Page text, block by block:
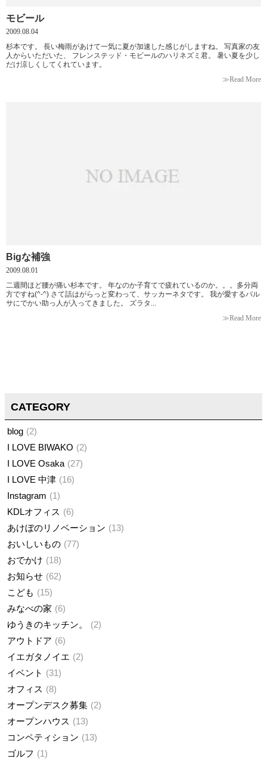
モビール
2009.08.04
杉本です。 長い梅雨があけて一気に夏が加速した感じがしますね。 写真家の友
人からいただいた、 フレンステッド・モビールのハリネズミ君。 暑い夏を少し
だけ涼しくしてくれています。
≫Read More
Bigな補強
2009.08.01
二週間ほど腰が痛い杉本です。 年なのか子育てで疲れているのか。。。多分両
方ですね(^-^) さて話はがらっと変わって、サッカーネタです。 我が愛するバル
サにでかい助っ人が入ってきました。 ズラタ...
≫Read More
CATEGORY
blog
2
I LOVE BIWAKO
2
I LOVE Osaka
27
I LOVE 中津
16
Instagram
1
KDLオフィス
6
あけぼのリノベーション
13
おいしいもの 77
おでかけ
18
お知らせ
62
こども
15
みなべの家
6
ゆうきのキッチン。
2
アウトドア
6
イエガタノイエ
2
イベント
31
オフィス
8
オープンデスク募集
2
オープンハウス
13
コンペティション
13
ゴルフ
1